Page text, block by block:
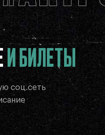
И БИЛЕТЫ
соц.сеть